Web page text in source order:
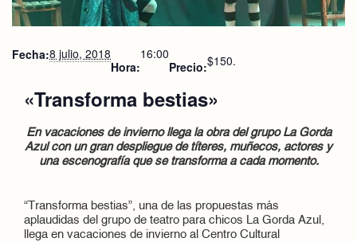
Fecha:8 julio, 2018
Hora:
16:00
Precio:$150.
«Transforma bestias»
En vacaciones de invierno llega la obra del grupo La Gorda
Azul con un gran despliegue de títeres, muñecos, actores y
una escenografía que se transforma a cada momento.
“Transforma bestias”, una de las propuestas más
aplaudidas del grupo de teatro para chicos La Gorda Azul,
llega en vacaciones de invierno al Centro Cultural